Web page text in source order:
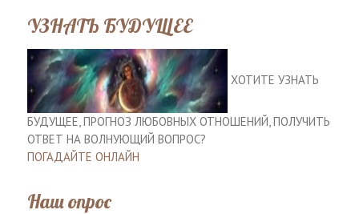
УЗНАТЬ БУДУЩЕЕ
ХОТИТЕ УЗНАТЬ
БУДУЩЕЕ, ПРОГНОЗ ЛЮБОВНЫХ ОТНОШЕНИЙ, ПОЛУЧИТЬ
ОТВЕТ НА ВОЛНУЮЩИЙ ВОПРОС?
ПОГАДАЙТЕ ОНЛАЙН
Наш опрос